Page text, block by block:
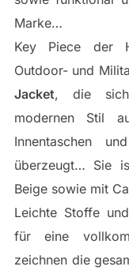
Marke…
Key Piece der
Outdoor- und
Jacket, die sich
modernen Stil
Innentaschen
überzeugt… Sie
Beige sowie mit
Leichte Stoffe
für eine
zeichnen die